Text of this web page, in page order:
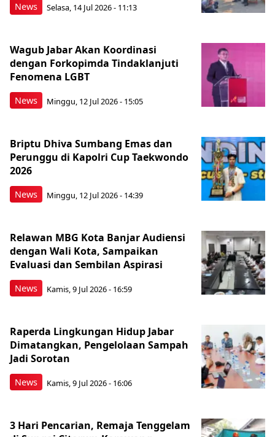
News Selasa, 14 Jul 2026 - 11:13
News
Wagub Jabar Akan Koordinasi
dengan Forkopimda Tindaklanjuti
Fenomena LGBT
Minggu, 12 Jul 2026 - 15:05
News
Briptu Dhiva Sumbang Emas dan
Perunggu di Kapolri Cup Taekwondo
2026
Minggu, 12 Jul 2026 - 14:39
News
Relawan MBG Kota Banjar Audiensi
dengan Wali Kota, Sampaikan
Evaluasi dan Sembilan Aspirasi
Kamis, 9 Jul 2026 - 16:59
News
Raperda Lingkungan Hidup Jabar
Dimatangkan, Pengelolaan Sampah
Jadi Sorotan
Kamis, 9 Jul 2026 - 16:06
3 Hari Pencarian, Remaja Tenggelam